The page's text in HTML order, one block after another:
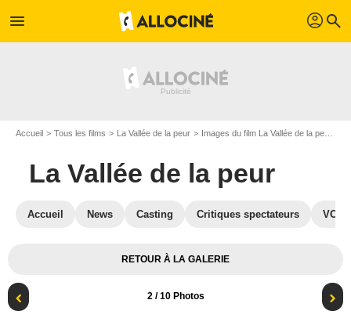
menu profil search
Accueil Tous les films La Vallée de la peur Images du film La Vallée de la peur
La Vallée de la peur
Accueil News Casting Critiques spectateurs VOD
RETOUR À LA GALERIE
2/ 10 Photos